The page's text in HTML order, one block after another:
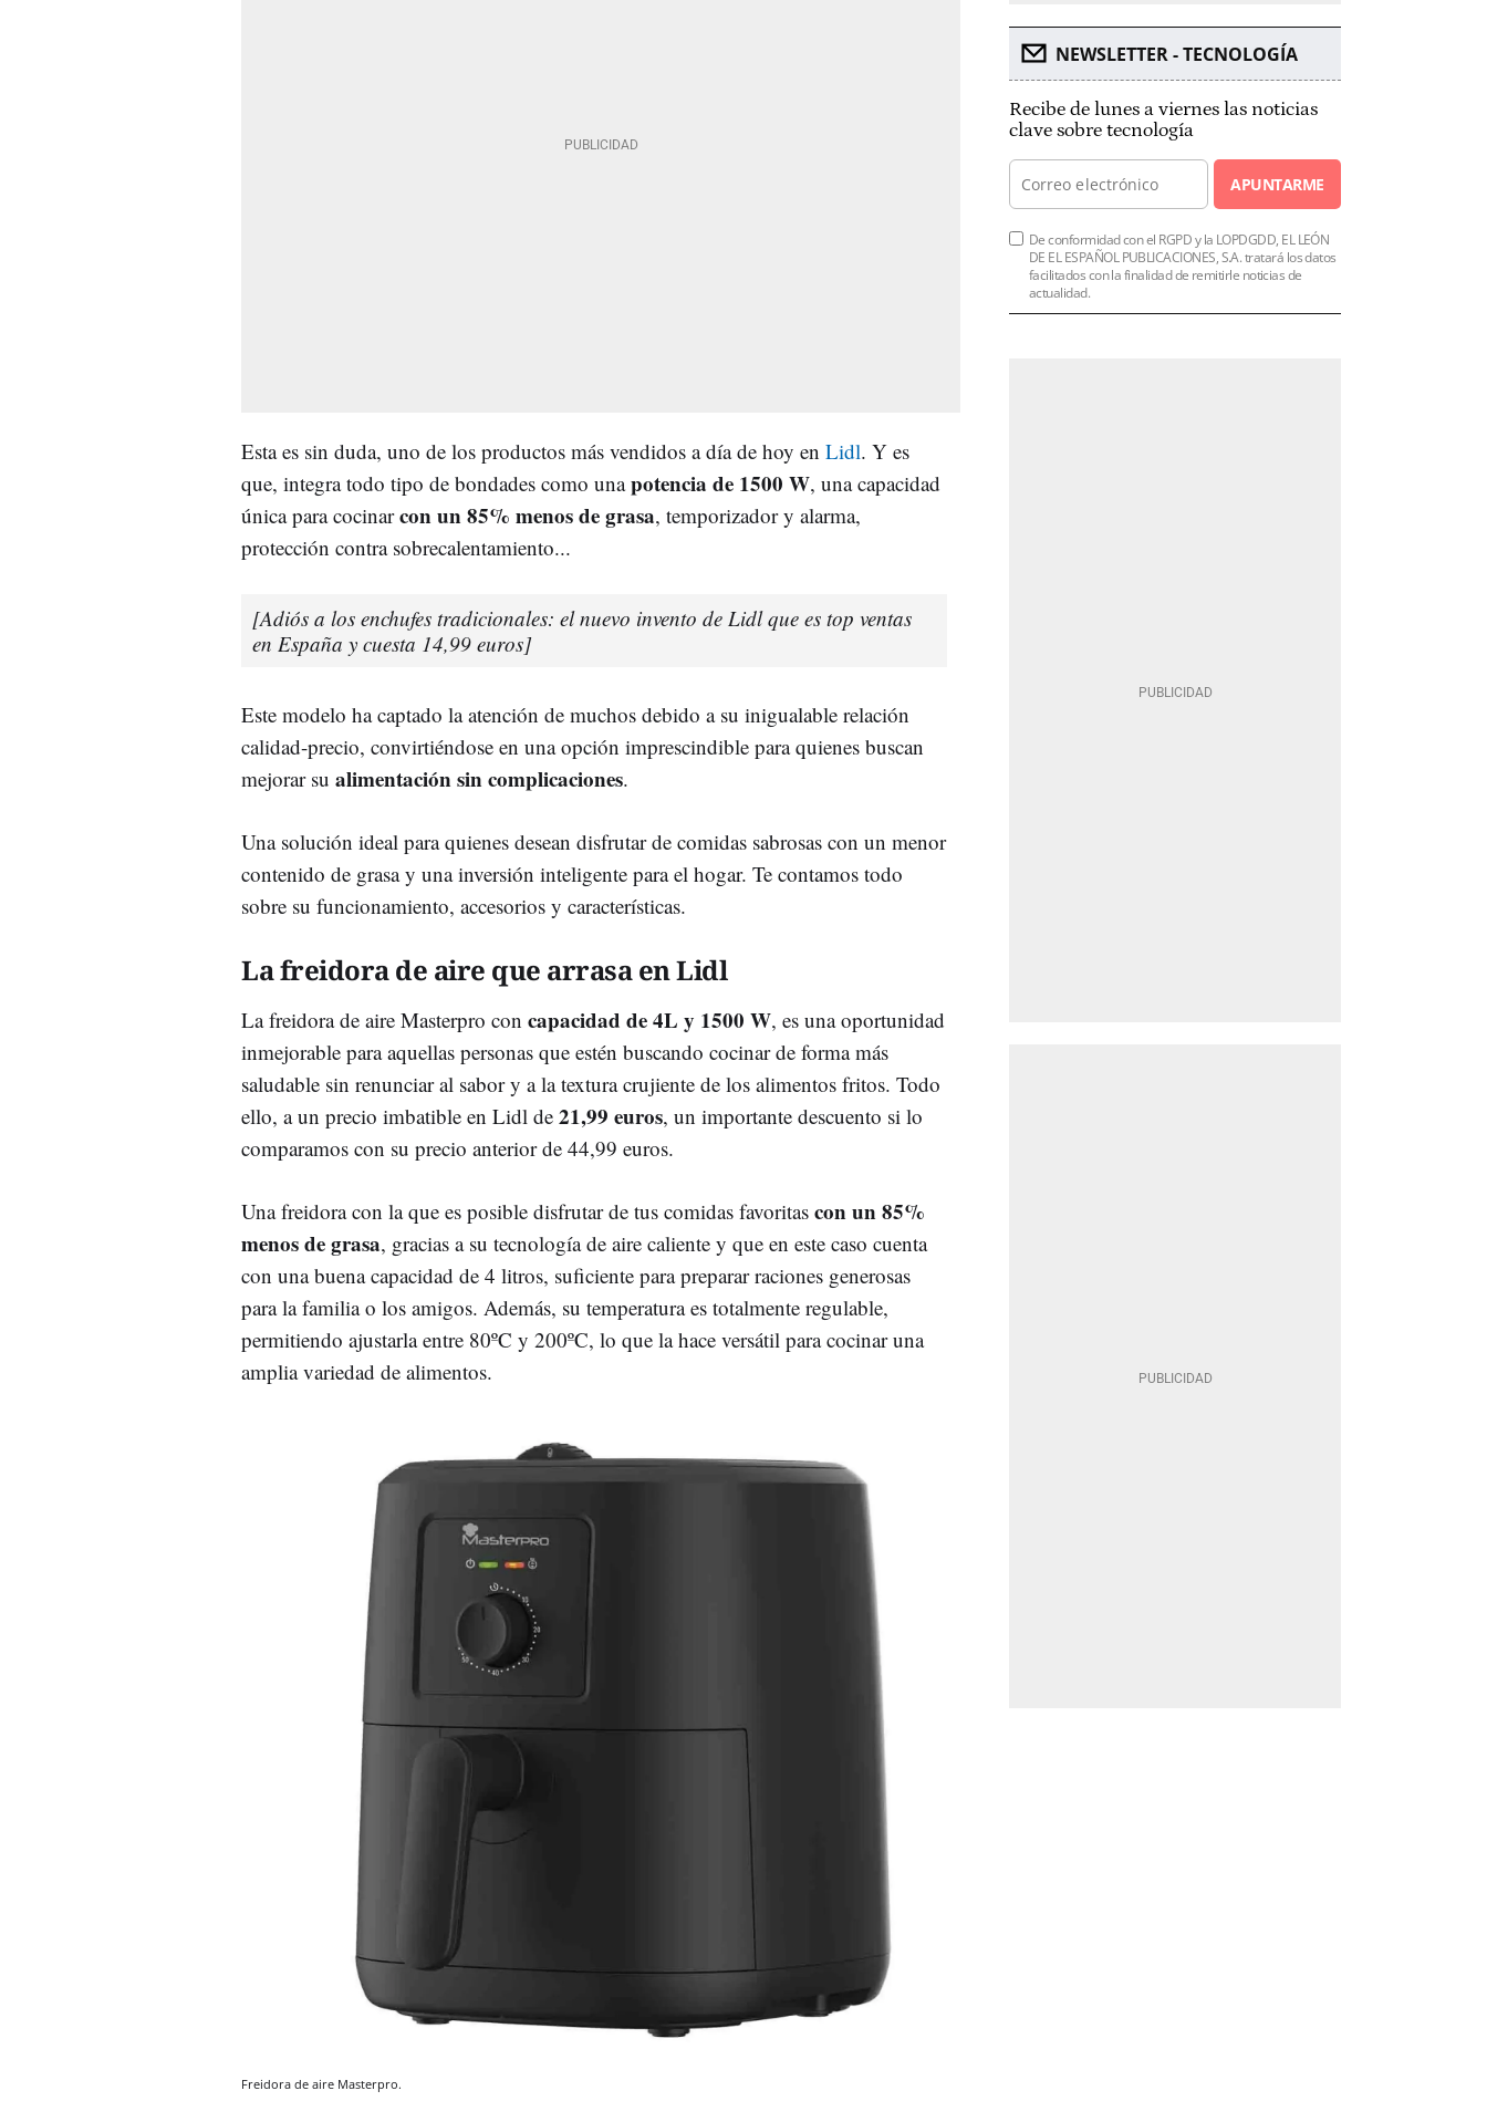
Esta es sin duda, uno de los productos más vendidos a día de hoy en Lidl. Y es
que, integra todo tipo de bondades como unapotencia de 1500 W, una capacidad
única para cocinarcon un 85% menos de grasa, temporizador y alarma,
protección contra sobrecalentamiento...
[Adiós a los enchufes tradicionales: el nuevo invento de Lidl que es top ventas
en España y cuesta 14,99 euros]
Este modelo ha captado la atención de muchos debido a su inigualable relación
calidad-precio, convirtiéndose en una opción imprescindible para quienes buscan
mejorar su alimentación sin complicaciones.
Una solución ideal para quienes desean disfrutar de comidas sabrosas con un menor
contenido de grasa y una inversión inteligente para el hogar. Te contamos todo
sobre su funcionamiento, accesorios y características.
La freidora de aire que arrasa en Lidl
La freidora de aire Masterpro con capacidad de 4L y 1500 W, es una oportunidad
inmejorable para aquellas personas que estén buscando cocinar de forma más
saludable sin renunciar al sabor y a la textura crujiente de los alimentos fritos. Todo
ello, a un precio imbatible en Lidl de 21,99 euros, un importante descuento si lo
comparamos con su precio anterior de 44,99 euros.
Una freidora con la que es posible disfrutar de tus comidas favoritas con un 85%
menos de grasa, gracias a su tecnología de aire caliente y que en este caso cuenta
con una buena capacidad de 4 litros, suficiente para preparar raciones generosas
para la familia o los amigos. Además, su temperatura es totalmente regulable,
permitiendo ajustarla entre 80ºC y 200ºC, lo que la hace versátil para cocinar una
amplia variedad de alimentos.
Freidora de aire Masterpro.
NEWSLETTER - TECNOLOGÍA
Recibe de lunes a viernes las noticias
clave sobre tecnología
APUNTARME
De conformidad con el RGPD y la LOPDGDD, EL LEÓN
DE EL ESPAÑOL PUBLICACIONES, S.A. tratará los datos
facilitados con la finalidad de remitirle noticias de
actualidad.